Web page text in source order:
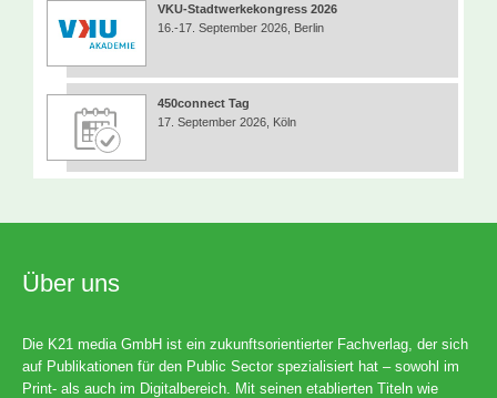
VKU-Stadtwerkekongress 2026
16.-17. September 2026, Berlin
450connect Tag
17. September 2026, Köln
Über uns
Die K21 media GmbH ist ein zukunftsorientierter Fachverlag, der sich
auf Publikationen für den Public Sector spezialisiert hat – sowohl im
Print- als auch im Digitalbereich. Mit seinen etablierten Titeln wie